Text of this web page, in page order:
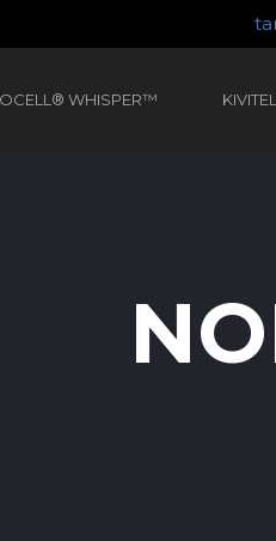
WHISPER™